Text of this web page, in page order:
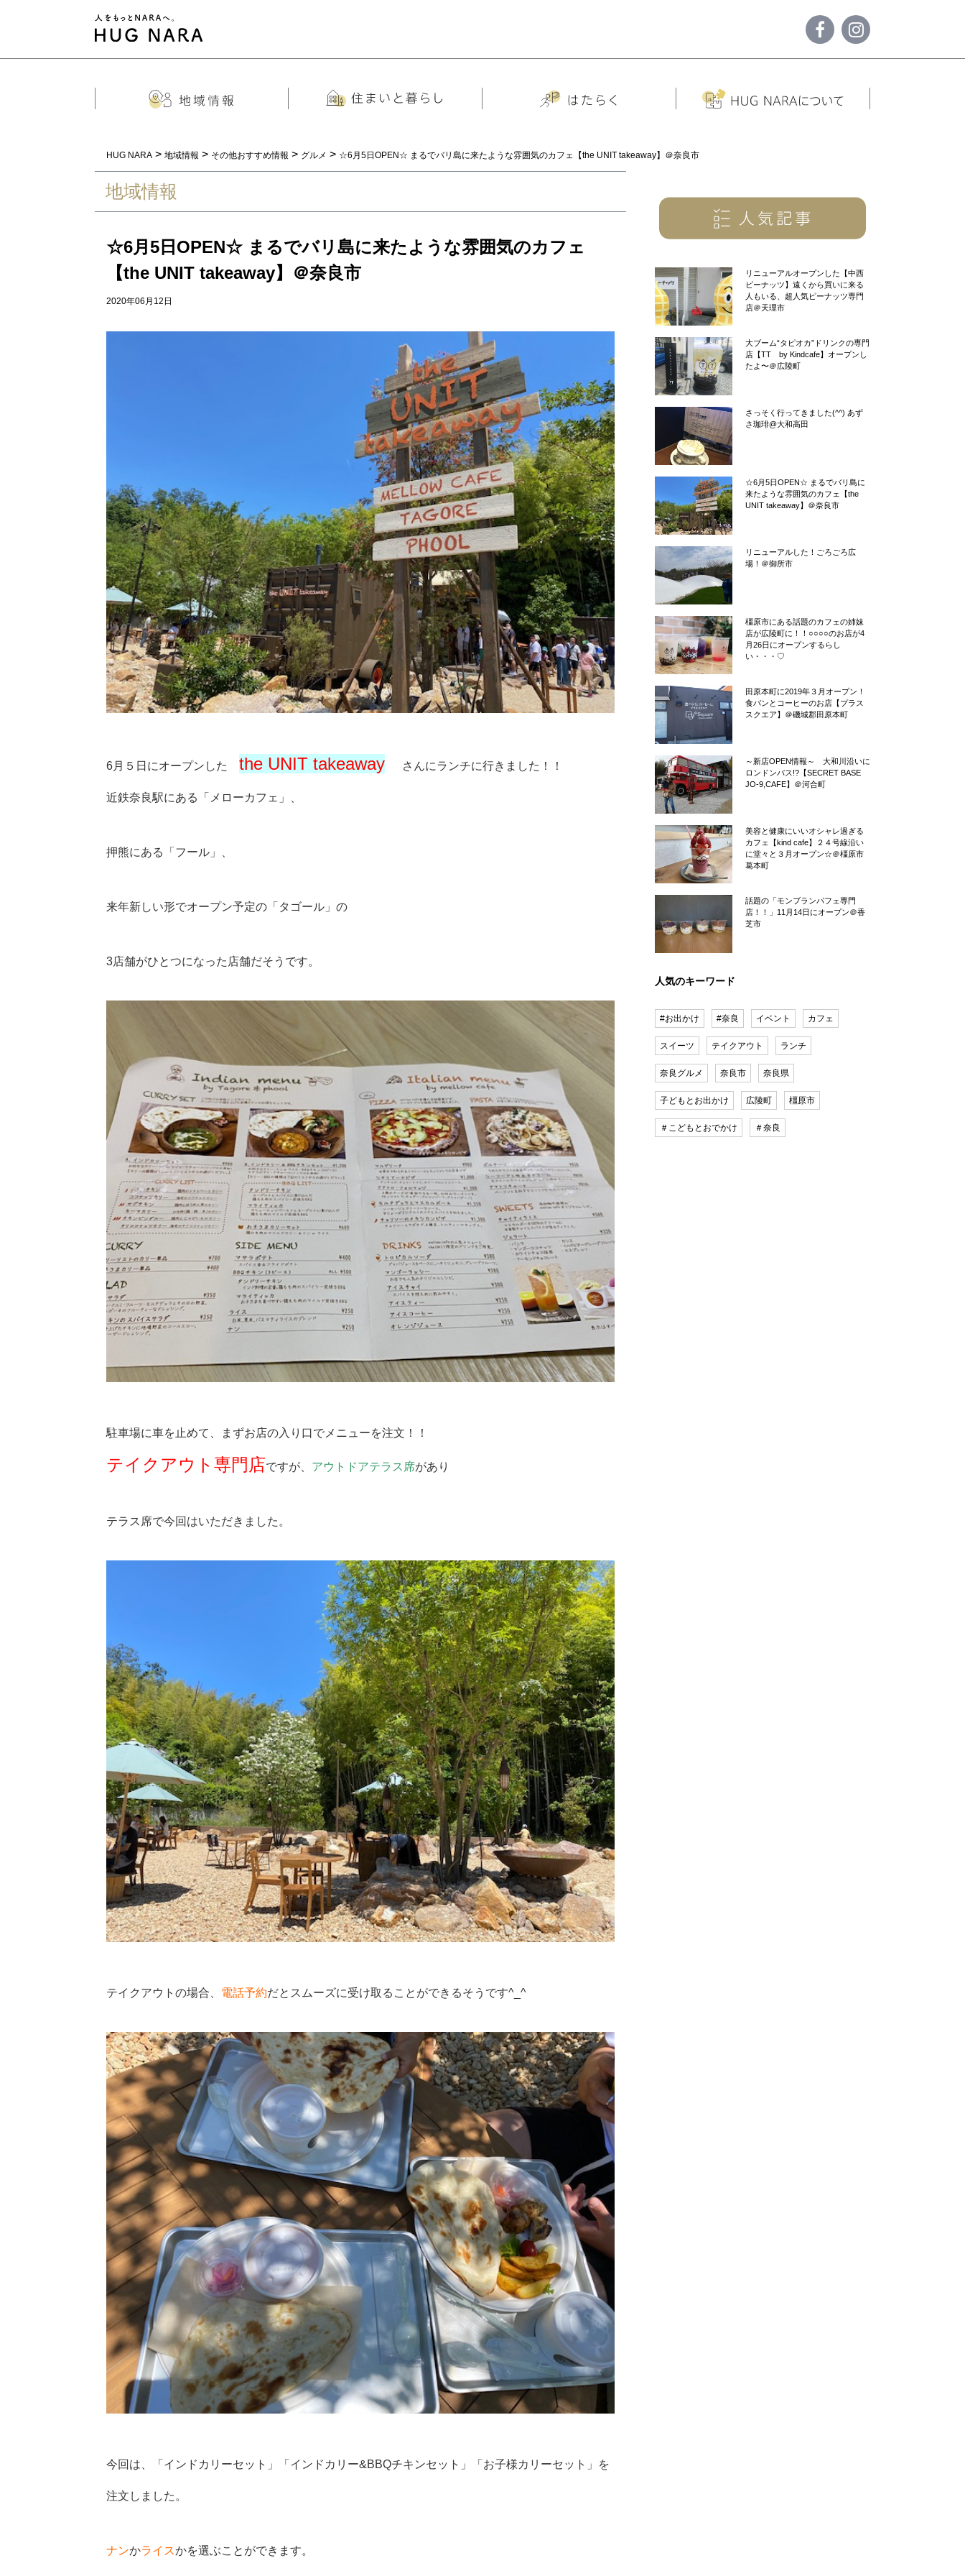
HUG NARA > 地域情報 > その他おすすめ情報 > グルメ > ☆6月5日OPEN☆ まるでバリ島に来たような雰囲気のカフェ【the UNIT takeaway】＠奈良市
地域情報
☆6月5日OPEN☆ まるでバリ島に来たような雰囲気のカフェ
【the UNIT takeaway】＠奈良市
2020年06月12日
6月５日にオープンした the UNIT takeaway さんにランチに行きました！！
近鉄奈良駅にある「メローカフェ」、
押熊にある「フール」、
来年新しい形でオープン予定の「タゴール」の
3店舗がひとつになった 店舗だそうです。
駐車場に車を止めて、まずお店の入り口でメニューを注文！！
テイクアウト専門店ですが、 アウトドアテラス席があり
テラス席で今回はいただきました。
テイクアウトの場合、 電話予約だとスムーズに受け取ることができるそうです^_^
今回は、「インドカリーセット」「インドカリー&BBQチキンセット」「お子様カリーセット」を
注文しました。
ナンかライスかを選ぶことができます。
リニューアルオープンした【中西
ピーナッツ】遠くから買いに来る
人もいる、超人気ピーナッツ専門
店＠天理市
大ブーム“タピオカ”ドリンクの専門
店【TT by Kindcafe】オープンし
たよ〜＠広陵町
さっそく行ってきました(^^) あず
さ珈琲@大和高田
☆6月5日OPEN☆ まるでバリ島に
来たような雰囲気のカフェ【the
UNIT takeaway】＠奈良市
リニューアルした！ごろごろ広
場！＠御所市
橿原市にある話題のカフェの姉妹
店が広陵町に！！○○○○のお店が4
月26日にオープンするらし
い・・・♡
田原本町に2019年３月オープン！
食パンとコーヒーのお店【プラス
スクエア】＠磯城郡田原本町
～新店OPEN情報～ 大和川沿いに
ロンドンバス!?【SECRET BASE
JO-9,CAFE】＠河合町
美容と健康にいいオシャレ過ぎる
カフェ【kind cafe】２４号線沿い
に堂々と３月オープン☆＠橿原市
葛本町
話題の「モンブランパフェ専門
店！！」11月14日にオープン＠香
芝市
人気のキーワード
#お出かけ #奈良 イベント カフェ
スイーツ テイクアウト ランチ
奈良グルメ 奈良市 奈良県
子どもとお出かけ 広陵町 橿原市
＃こどもとおでかけ ＃奈良